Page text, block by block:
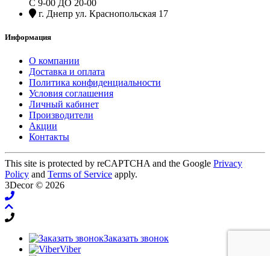
С 9-00 ДО 20-00
г. Днепр ул. Краснопольская 17
Информация
О компании
Доставка и оплата
Политика конфиденциальности
Условия соглашения
Личный кабинет
Производители
Акции
Контакты
This site is protected by reCAPTCHA and the Google Privacy
Policy and Terms of Service apply.
3Decor © 2026
Заказать звонок
Viber